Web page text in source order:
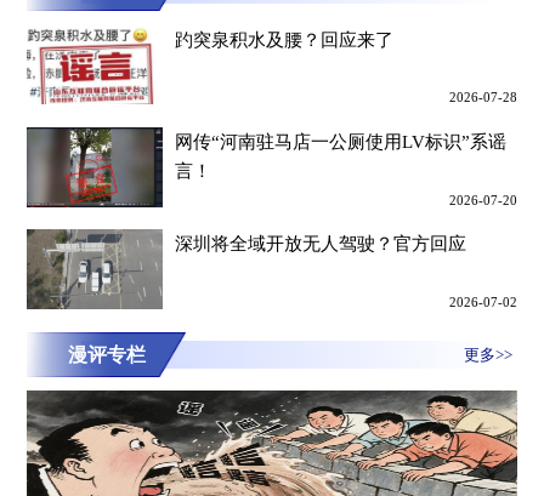
趵突泉积水及腰？回应来了
2026-07-28
网传“河南驻马店一公厕使用LV标识”系谣
言！
2026-07-20
深圳将全域开放无人驾驶？官方回应
2026-07-02
漫评专栏 更多>>